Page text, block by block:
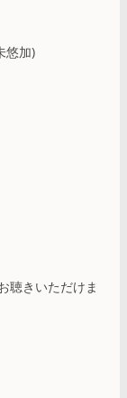
悠加)
聴きいただけま